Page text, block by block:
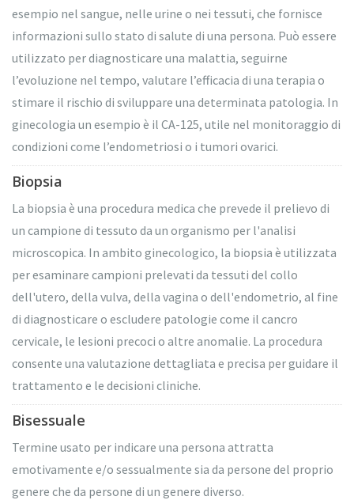
esempio nel sangue, nelle urine o nei tessuti, che fornisce
informazioni sullo stato di salute di una persona. Può essere
utilizzato per diagnosticare una malattia, seguirne
l’evoluzione nel tempo, valutare l’efficacia di una terapia o
stimare il rischio di sviluppare una determinata patologia. In
ginecologia un esempio è il CA-125, utile nel monitoraggio di
condizioni come l’endometriosi o i tumori ovarici.
Biopsia
La biopsia è una procedura medica che prevede il prelievo di
un campione di tessuto da un organismo per l'analisi
microscopica. In ambito ginecologico, la biopsia è utilizzata
per esaminare campioni prelevati da tessuti del collo
dell'utero, della vulva, della vagina o dell'endometrio, al fine
di diagnosticare o escludere patologie come il cancro
cervicale, le lesioni precoci o altre anomalie. La procedura
consente una valutazione dettagliata e precisa per guidare il
trattamento e le decisioni cliniche.
Bisessuale
Termine usato per indicare una persona attratta
emotivamente e/o sessualmente sia da persone del proprio
genere che da persone di un genere diverso.